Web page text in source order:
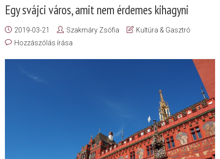
Egy svájci város, amit nem érdemes kihagyni
2019-03-21 Szakmáry Zsófia
Kultúra & Gasztró
Hozzászólás írása